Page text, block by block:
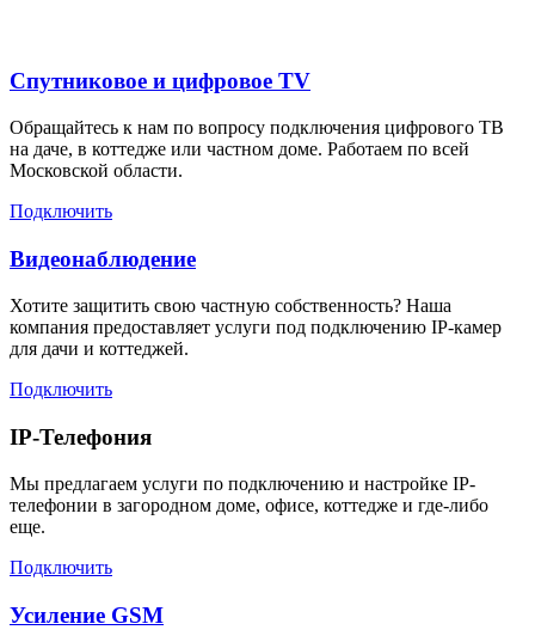
Спутниковое и цифровое TV
Обращайтесь к нам по вопросу подключения цифрового ТВ
на даче, в коттедже или частном доме. Работаем по всей
Московской области.
Подключить
Видеонаблюдение
Хотите защитить свою частную собственность? Наша
компания предоставляет услуги под подключению IP-камер
для дачи и коттеджей.
Подключить
IP-Телефония
Мы предлагаем услуги по подключению и настройке IP-
телефонии в загородном доме, офисе, коттедже и где-либо
еще.
Подключить
Усиление GSM